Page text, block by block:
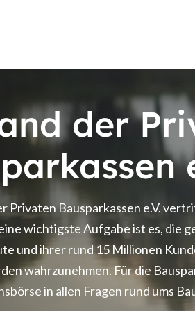
der
Privaten Bausparkassen e.V.
wichtigste Aufgabe ist es, die
und ihrer rund 15 Millionen
wahrzunehmen. Für die
in allen Fragen rund ums